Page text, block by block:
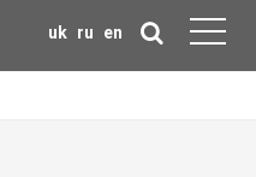
uk ru en